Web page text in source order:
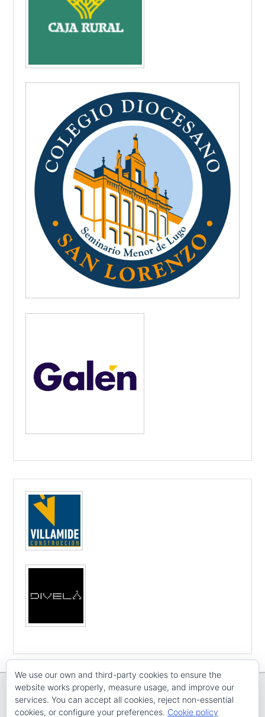
We use our own and third-party cookies to ensure the
website works properly, measure usage, and improve our
services. You can accept all cookies, reject non-essential
cookies, or configure your preferences. Cookie policy